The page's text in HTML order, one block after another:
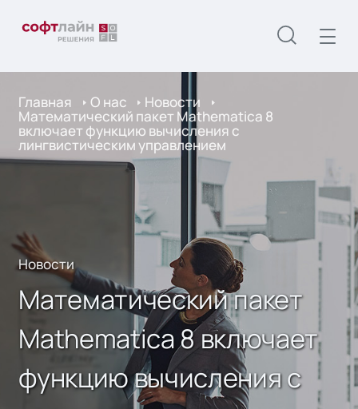
Главная О нас Новости
Математический пакет Mathematica 8
включает функцию вычисления с
лингвистическим управлением
Новости
Математический пакет
Mathematica 8 включает
функцию вычисления с